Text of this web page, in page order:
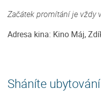
Začátek promítání je vždy
Adresa kina: Kino Máj,
Sháníte